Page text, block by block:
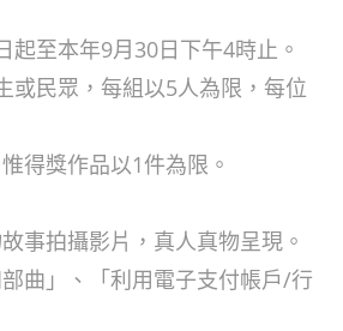
起至本年9月30日下午4時止。
或民眾，每組以5人為限，每位
得獎作品以1件為限。
事拍攝影片，真人真物呈現。
曲」、「利用電子支付帳戶/行